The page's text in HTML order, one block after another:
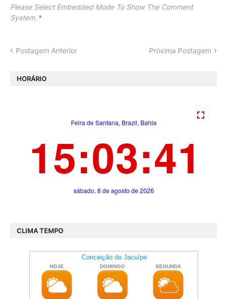
Please Select Embedded Mode To Show The Comment
System. *
Postagem Anterior Próxima Postagem
HORÁRIO
CLIMA TEMPO